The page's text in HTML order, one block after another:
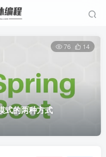
式的两种方式
76 14